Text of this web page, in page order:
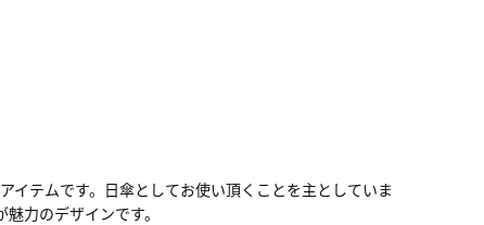
イテムです。日傘としてお使い頂くことを主としていま
力のデザインです。